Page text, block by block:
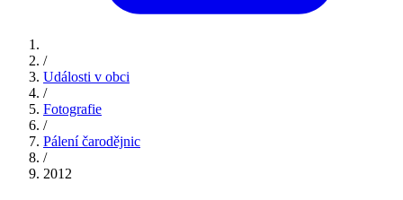
/
Události v obci
/
Fotografie
/
Pálení čarodějnic
/
2012